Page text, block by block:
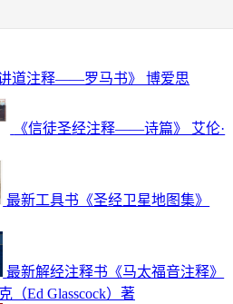
讲道注释——罗马书》 博爱思
《信徒圣经注释——诗篇》 艾伦·
最新工具书《圣经卫星地图集》
最新解经注释书《马太福音注释》
（Ed Glasscock）著